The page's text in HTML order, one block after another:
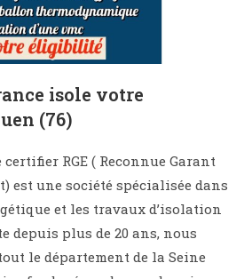
isole votre
(76)
RGE ( Reconnue Garant
est une société spécialisée dans
et les travaux d’isolation
depuis plus de 20 ans, nous
le département de la Seine